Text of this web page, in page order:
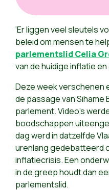
‘Er liggen veel sleutels
beleid om mensen te
parlementslid Celia
van de huidige inflatie
Deze week verschenen
de passage van Sihame
parlement. Video’s
boodschappen
dag werd in datzelfde
urenlang gedebatteerd
inflatiecrisis. Een
in de greep houdt dan
parlementslid.